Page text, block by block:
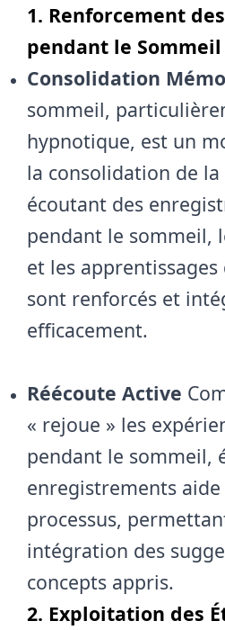
1. Renforcement
pendant le Sommeil
Consolidation
sommeil,
hypnotique, est un
la consolidation de
écoutant des
pendant le sommeil,
et les apprentissages
sont renforcés et
efficacement.
Réécoute Active
« rejoue » les
pendant le sommeil,
enregistrements
processus,
intégration des
concepts appris.
2. Exploitation des